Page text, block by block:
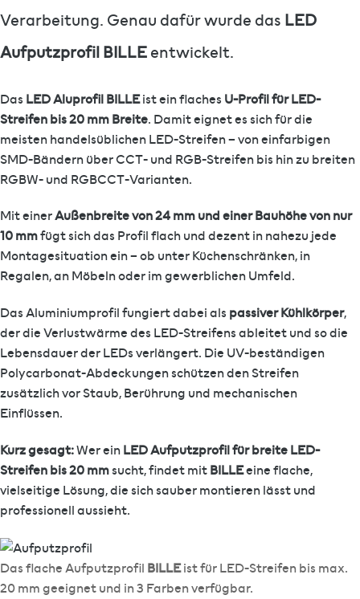
Verarbeitung. Genau dafür wurde das LED
Aufputzprofil BILLEentwickelt.
Das LED Aluprofil BILLEist ein flaches U-Profil für LED-
Streifen bis 20 mm Breite. Damit eignet es sich für die
meisten handelsüblichen LED-Streifen – von einfarbigen
SMD-Bändern über CCT- und RGB-Streifen bis hin zu breiten
RGBW- und RGBCCT-Varianten.
Mit einerAußenbreite von 24 mm und einer Bauhöhe von nur
10 mmfügt sich das Profil flach und dezent in nahezu jede
Montagesituation ein – ob unter Küchenschränken, in
Regalen, an Möbeln oder im gewerblichen Umfeld.
Das Aluminiumprofil fungiert dabei als passiver Kühlkörper,
der die Verlustwärme des LED-Streifens ableitet und so die
Lebensdauer der LEDs verlängert. Die UV-beständigen
Polycarbonat-Abdeckungen schützen den Streifen
zusätzlich vor Staub, Berührung und mechanischen
Einflüssen.
Kurz gesagt:Wer einLED Aufputzprofil für breite LED-
Streifen bis 20 mmsucht, findet mitBILLEeine flache,
vielseitige Lösung, die sich sauber montieren lässt und
professionell aussieht.
Das flache Aufputzprofil BILLEist für LED-Streifen bis max.
20 mm geeignet und in 3 Farben verfügbar.